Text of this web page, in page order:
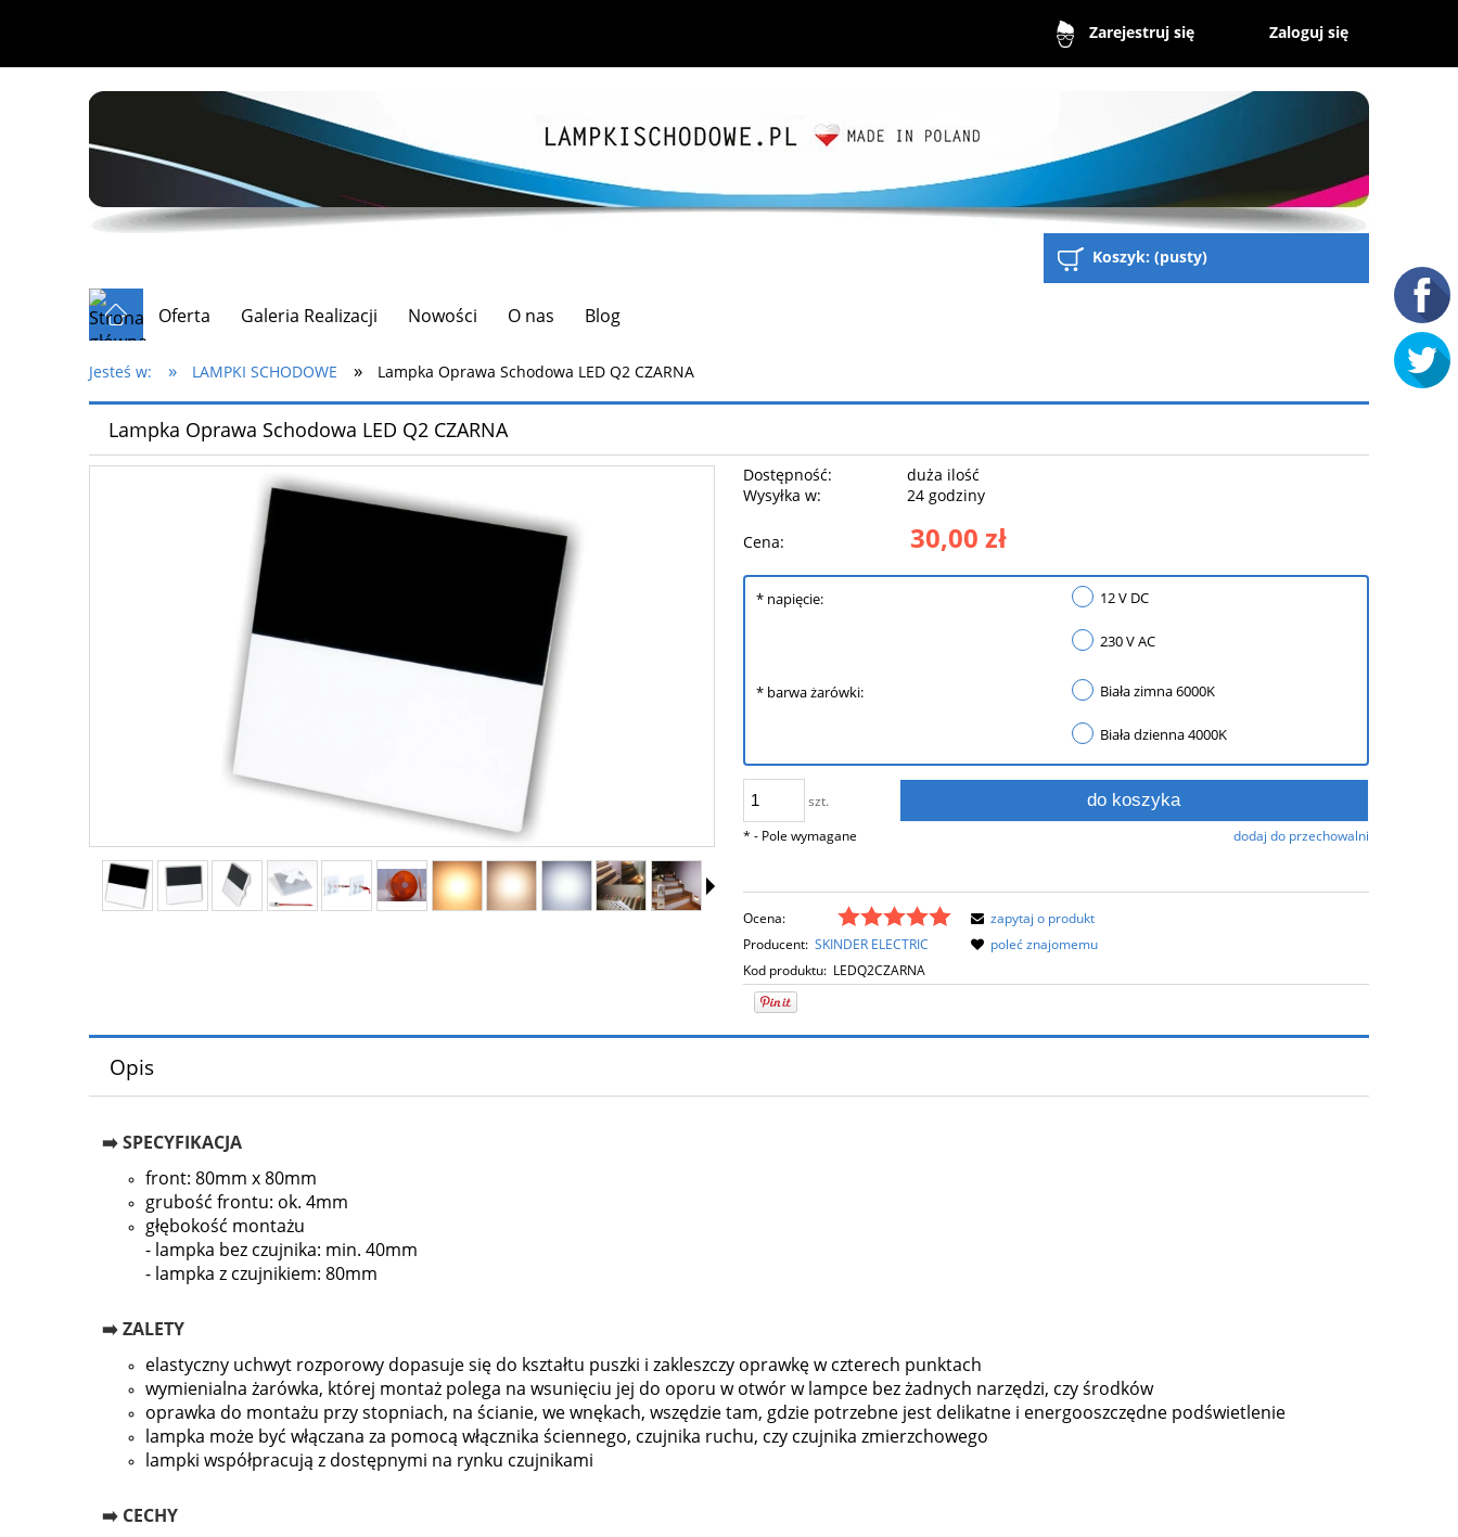
Zarejestruj się Zaloguj się
Koszyk: (pusty)
Oferta Galeria Realizacji Nowości O nas Blog
Jesteś w: » LAMPKI SCHODOWE » Lampka Oprawa Schodowa LED Q2 CZARNA
Lampka Oprawa Schodowa LED Q2 CZARNA
Dostępność:
duża ilość
Wysyłka w:
24 godziny
Cena: 30,00 zł
*napięcie: 12 V DC
230 V AC
*barwa żarówki: Biała zimna 6000K
Biała dzienna 4000K
szt. do koszyka
dodaj do przechowalni
* - Pole wymagane
Ocena:
Producent: SKINDER ELECTRIC
Kod produktu: LEDQ2CZARNA
zapytaj o produkt
poleć znajomemu
Opis
➡️ SPECYFIKACJA
front: 80mm x 80mm
grubość frontu: ok. 4mm
głębokość montażu
- lampka bez czujnika: min. 40mm
- lampka z czujnikiem: 80mm
➡️ ZALETY
elastyczny uchwyt rozporowy dopasuje się do kształtu puszki i zakleszczy oprawkę w czterech punktach
wymienialna żarówka, której montaż polega na wsunięciu jej do oporu w otwór w lampce bez żadnych narzędzi, czy środków
oprawka do montażu przy stopniach, na ścianie, we wnękach, wszędzie tam, gdzie potrzebne jest delikatne i energooszczędne podświetlenie
lampka może być włączana za pomocą włącznika ściennego, czujnika ruchu, czy czujnika zmierzchowego
lampki współpracują z dostępnymi na rynku czujnikami
➡️ CECHY